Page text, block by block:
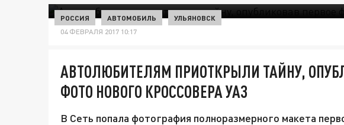
РОССИЯ АВТОМОБИЛЬ УЛЬЯНОВСК
04 ФЕВРАЛЯ 2017 10:17
АВТОЛЮБИТЕЛЯМ ПРИОТКРЫЛИ ТАЙНУ,
ФОТО НОВОГО КРОССОВЕРА УАЗ
В Сеть попала фотография полноразмерного макета